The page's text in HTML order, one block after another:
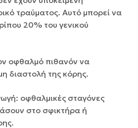
τραύματος. Αυτό μπορεί να
20% του γενικού
οφθαλμό πιθανόν να
διαστολή της κόρης.
οφθαλμικές σταγόνες
στο σφικτήρα ή